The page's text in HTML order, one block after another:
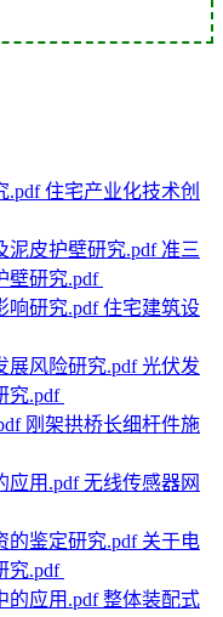
住宅产业化技术创
准三
壁研究.pdf
住宅建筑设
光伏发
究.pdf
刚架拱桥长细杆件施
无线传感器网
关于电
究.pdf
整体装配式